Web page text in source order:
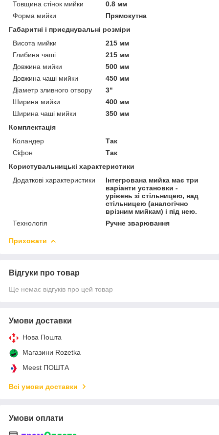
Товщина стінок мийки
0.8 мм
Форма мийки
Прямокутна
Габаритні і приєднувальні розміри
Висота мийки
215 мм
Глибина чаші
215 мм
Довжина мийки
500 мм
Довжина чаші мийки
450 мм
Діаметр зливного отвору
3"
Ширина мийки
400 мм
Ширина чаші мийки
350 мм
Комплектація
Коландер
Так
Сіфон
Так
Користувальницькі характеристики
Додаткові характеристики
Інтегрована мийка має три
варіанти установки -
урівень зі стільницею, над
стільницею (аналогічно
врізним мийкам) і під нею.
Технологія
Ручне зварювання
Приховати
Відгуки про товар
Ще немає відгуків про цей товар
Умови доставки
Нова Пошта
Магазини Rozetka
Meest ПОШТА
Всі умови доставки
Умови оплати